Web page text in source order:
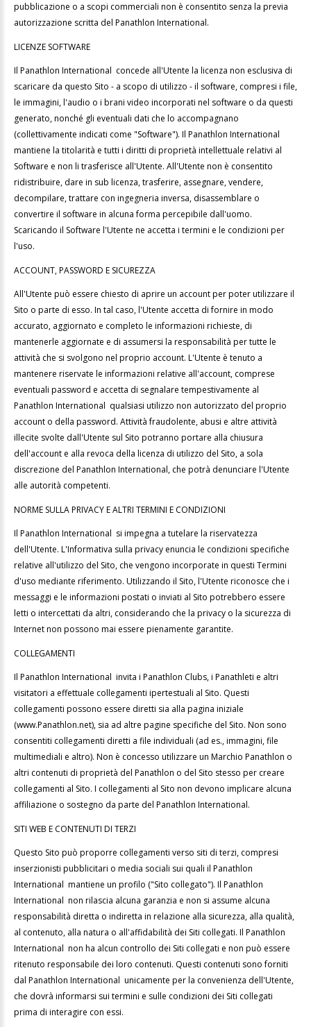
pubblicazione o a scopi commerciali non è consentito senza la previa
autorizzazione scritta del Panathlon International.
LICENZE SOFTWARE
Il Panathlon International concede all'Utente la licenza non esclusiva di
scaricare da questo Sito - a scopo di utilizzo - il software, compresi i file,
le immagini, l'audio o i brani video incorporati nel software o da questi
generato, nonché gli eventuali dati che lo accompagnano
(collettivamente indicati come "Software"). Il Panathlon International
mantiene la titolarità e tutti i diritti di proprietà intellettuale relativi al
Software e non li trasferisce all'Utente. All'Utente non è consentito
ridistribuire, dare in sub licenza, trasferire, assegnare, vendere,
decompilare, trattare con ingegneria inversa, disassemblare o
convertire il software in alcuna forma percepibile dall'uomo.
Scaricando il Software l'Utente ne accetta i termini e le condizioni per
l'uso.
ACCOUNT, PASSWORD E SICUREZZA
All'Utente può essere chiesto di aprire un account per poter utilizzare il
Sito o parte di esso. In tal caso, l'Utente accetta di fornire in modo
accurato, aggiornato e completo le informazioni richieste, di
mantenerle aggiornate e di assumersi la responsabilità per tutte le
attività che si svolgono nel proprio account. L'Utente è tenuto a
mantenere riservate le informazioni relative all'account, comprese
eventuali password e accetta di segnalare tempestivamente al
Panathlon International qualsiasi utilizzo non autorizzato del proprio
account o della password. Attività fraudolente, abusi e altre attività
illecite svolte dall'Utente sul Sito potranno portare alla chiusura
dell'account e alla revoca della licenza di utilizzo del Sito, a sola
discrezione del Panathlon International, che potrà denunciare l'Utente
alle autorità competenti.
NORME SULLA PRIVACY E ALTRI TERMINI E CONDIZIONI
Il Panathlon International si impegna a tutelare la riservatezza
dell'Utente. L'Informativa sulla privacy enuncia le condizioni specifiche
relative all'utilizzo del Sito, che vengono incorporate in questi Termini
d'uso mediante riferimento. Utilizzando il Sito, l'Utente riconosce che i
messaggi e le informazioni postati o inviati al Sito potrebbero essere
letti o intercettati da altri, considerando che la privacy o la sicurezza di
Internet non possono mai essere pienamente garantite.
COLLEGAMENTI
Il Panathlon International invita i Panathlon Clubs, i Panathleti e altri
visitatori a effettuale collegamenti ipertestuali al Sito. Questi
collegamenti possono essere diretti sia alla pagina iniziale
(www.Panathlon.net), sia ad altre pagine specifiche del Sito. Non sono
consentiti collegamenti diretti a file individuali (ad es., immagini, file
multimediali e altro). Non è concesso utilizzare un Marchio Panathlon o
altri contenuti di proprietà del Panathlon o del Sito stesso per creare
collegamenti al Sito. I collegamenti al Sito non devono implicare alcuna
affiliazione o sostegno da parte del Panathlon International.
SITI WEB E CONTENUTI DI TERZI
Questo Sito può proporre collegamenti verso siti di terzi, compresi
inserzionisti pubblicitari o media sociali sui quali il Panathlon
International mantiene un profilo ("Sito collegato"). Il Panathlon
International non rilascia alcuna garanzia e non si assume alcuna
responsabilità diretta o indiretta in relazione alla sicurezza, alla qualità,
al contenuto, alla natura o all'affidabilità dei Siti collegati. Il Panathlon
International non ha alcun controllo dei Siti collegati e non può essere
ritenuto responsabile dei loro contenuti. Questi contenuti sono forniti
dal Panathlon International unicamente per la convenienza dell'Utente,
che dovrà informarsi sui termini e sulle condizioni dei Siti collegati
prima di interagire con essi.